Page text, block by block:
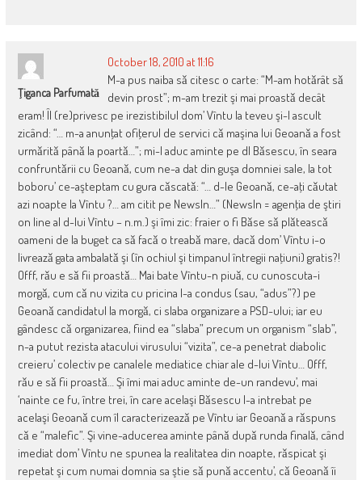
Ţiganca Parfumatǎ
October 18, 2010 at 11:16
M-a pus naiba sǎ citesc o carte: “M-am hotǎrât sǎ
devin prost”; m-am trezit şi mai proastǎ decât
eram! Îl (re)privesc pe irezistibilul dom’ Vîntu la teveu şi-l ascult
zicând: “… m-a anunţat ofiţerul de servici cǎ maşina lui Geoanǎ a fost
urmǎritǎ pânǎ la poartǎ…”; mi-l aduc aminte pe dl Bǎsescu, în seara
confruntǎrii cu Geoanǎ, cum ne-a dat din guşa domniei sale, la tot
boboru’ ce-aşteptam cu gura cǎscatǎ: “… d-le Geoanǎ, ce-aţi cǎutat
azi noapte la Vîntu ?… am citit pe NewsIn…” (NewsIn = agenţia de ştiri
on line al d-lui Vîntu – n.m.) şi îmi zic: fraier o fi Bǎse sǎ plǎteascǎ
oameni de la buget ca sǎ facǎ o treabǎ mare, dacǎ dom’ Vîntu i-o
livreazǎ gata ambalatǎ şi (în ochiul şi timpanul întregii naţiuni) gratis?!
Offf, rǎu e sǎ fii proastǎ… Mai bate Vîntu-n piuǎ, cu cunoscuta-i
morgǎ, cum cǎ nu vizita cu pricina l-a condus (sau, “adus”?) pe
Geoanǎ candidatul la morgǎ, ci slaba organizare a PSD-ului; iar eu
gândesc cǎ organizarea, fiind ea “slaba” precum un organism “slab”,
n-a putut rezista atacului virusului “vizita”, ce-a penetrat diabolic
creieru’ colectiv pe canalele mediatice chiar ale d-lui Vîntu… Offf,
rǎu e sǎ fii proastǎ… Şi îmi mai aduc aminte de-un randevu’, mai
‘nainte ce fu, între trei, în care acelaşi Bǎsescu l-a intrebat pe
acelaşi Geoanǎ cum îl caracterizeazǎ pe Vîntu iar Geoanǎ a rǎspuns
cǎ e “malefic”. Şi vine-aducerea aminte pânǎ dupǎ runda finalǎ, când
imediat dom’ Vîntu ne spunea la realitatea din noapte, rǎspicat şi
repetat şi cum numai domnia sa ştie sǎ punǎ accentu’, cǎ Geoanǎ îi